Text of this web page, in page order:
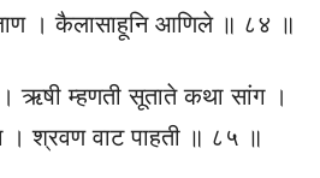
जाण । कैलासाहूनि आणिले ॥ ८४ ॥
ऋषी म्हणती सूताते कथा सांग ।
। श्रवण वाट पाहती ॥ ८५ ॥